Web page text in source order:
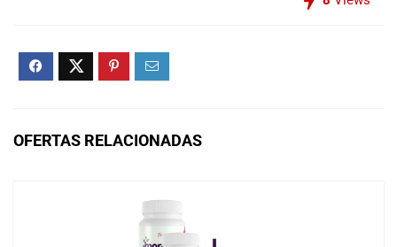
OFERTAS RELACIONADAS